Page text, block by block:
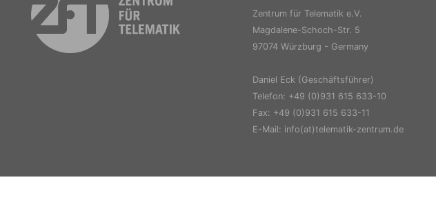
Zentrum für Telematik e.V.
Magdalene-Schoch-Str. 5
97074 Würzburg - Germany
Daniel Eck (Geschäftsführer)
Telefon: +49 (0)931 615 633-10
Fax: +49 (0)931 615 633-11
E-Mail: info(at)telematik-zentrum.de